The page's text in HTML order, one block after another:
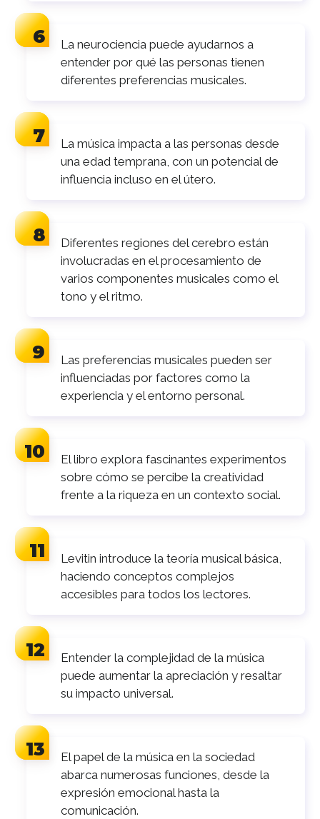
La neurociencia puede ayudarnos a
entender por qué las personas tienen
diferentes preferencias musicales.
La música impacta a las personas desde
una edad temprana, con un potencial de
influencia incluso en el útero.
Diferentes regiones del cerebro están
involucradas en el procesamiento de
varios componentes musicales como el
tono y el ritmo.
Las preferencias musicales pueden ser
influenciadas por factores como la
experiencia y el entorno personal.
El libro explora fascinantes experimentos
sobre cómo se percibe la creatividad
frente a la riqueza en un contexto social.
Levitin introduce la teoría musical básica,
haciendo conceptos complejos
accesibles para todos los lectores.
Entender la complejidad de la música
puede aumentar la apreciación y resaltar
su impacto universal.
El papel de la música en la sociedad
abarca numerosas funciones, desde la
expresión emocional hasta la
comunicación.